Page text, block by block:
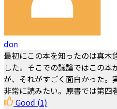
don
最初にこの本を知ったのは真木
した。そこでの議論ではこの本
が、それがすごく面白かった。
非常に読みたい。原書では第四
Good (1)